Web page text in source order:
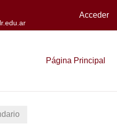
Acceder
Página Principal